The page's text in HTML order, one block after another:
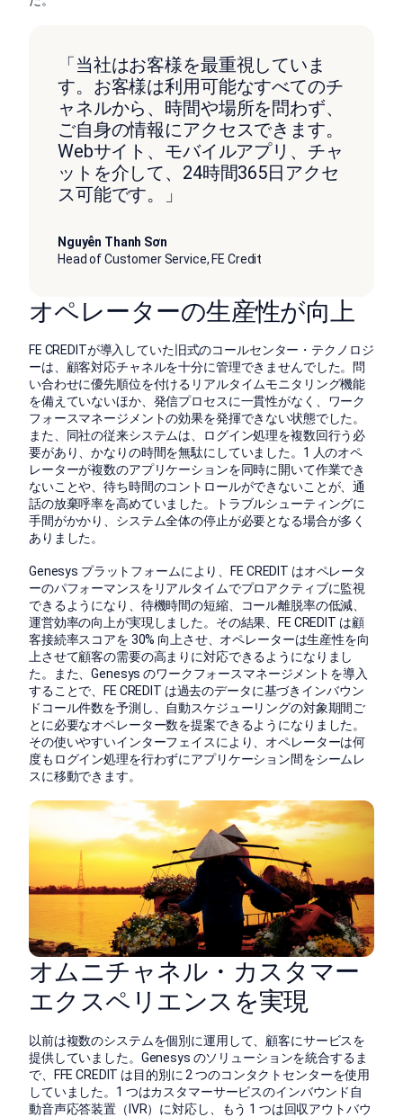
「当社はお客様を最重視していま
す。お客様は利用可能なすべてのチ
ャネルから、時間や場所を問わず、
ご自身の情報にアクセスできます。
Webサイト、モバイルアプリ、チャ
ットを介して、24時間365日アクセ
ス可能です。」
Nguyễn Thanh Sơn
Head of Customer Service, FE Credit
オペレーターの生産性が向上
FE CREDITが導入していた旧式のコールセンター・テクノロジ
ーは、顧客対応チャネルを十分に管理できませんでした。問
い合わせに優先順位を付けるリアルタイムモニタリング機能
を備えていないほか、発信プロセスに一貫性がなく、ワーク
フォースマネージメントの効果を発揮できない状態でした。
また、同社の従来システムは、ログイン処理を複数回行う必
要があり、かなりの時間を無駄にしていました。1 人のオペ
レーターが複数のアプリケーションを同時に開いて作業でき
ないことや、待ち時間のコントロールができないことが、通
話の放棄呼率を高めていました。トラブルシューティングに
手間がかかり、システム全体の停止が必要となる場合が多く
ありました。
Genesys プラットフォームにより、FE CREDIT はオペレータ
ーのパフォーマンスをリアルタイムでプロアクティブに監視
できるようになり、待機時間の短縮、コール離脱率の低減、
運営効率の向上が実現しました。その結果、FE CREDIT は顧
客接続率スコアを 30% 向上させ、オペレーターは生産性を向
上させて顧客の需要の高まりに対応できるようになりまし
た。また、Genesys のワークフォースマネージメントを導入
することで、FE CREDIT は過去のデータに基づきインバウン
ドコール件数を予測し、自動スケジューリングの対象期間ご
とに必要なオペレーター数を提案できるようになりました。
その使いやすいインターフェイスにより、オペレーターは何
度もログイン処理を行わずにアプリケーション間をシームレ
スに移動できます。
オムニチャネル・カスタマー
エクスペリエンスを実現
以前は複数のシステムを個別に運用して、顧客にサービスを
提供していました。Genesys のソリューションを統合するま
で、FFE CREDIT は目的別に 2 つのコンタクトセンターを使用
していました。1 つはカスタマーサービスのインバウンド自
動音声応答装置（IVR）に対応し、もう 1 つは回収アウトバウ